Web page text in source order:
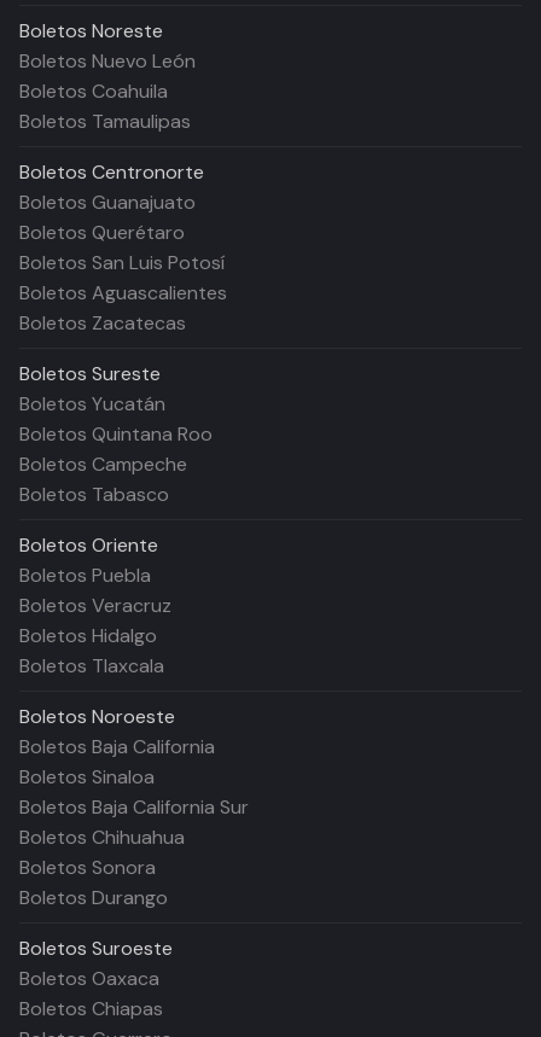
Boletos Noreste
Boletos Nuevo León
Boletos Coahuila
Boletos Tamaulipas
Boletos Centronorte
Boletos Guanajuato
Boletos Querétaro
Boletos San Luis Potosí
Boletos Aguascalientes
Boletos Zacatecas
Boletos Sureste
Boletos Yucatán
Boletos Quintana Roo
Boletos Campeche
Boletos Tabasco
Boletos Oriente
Boletos Puebla
Boletos Veracruz
Boletos Hidalgo
Boletos Tlaxcala
Boletos Noroeste
Boletos Baja California
Boletos Sinaloa
Boletos Baja California Sur
Boletos Chihuahua
Boletos Sonora
Boletos Durango
Boletos Suroeste
Boletos Oaxaca
Boletos Chiapas